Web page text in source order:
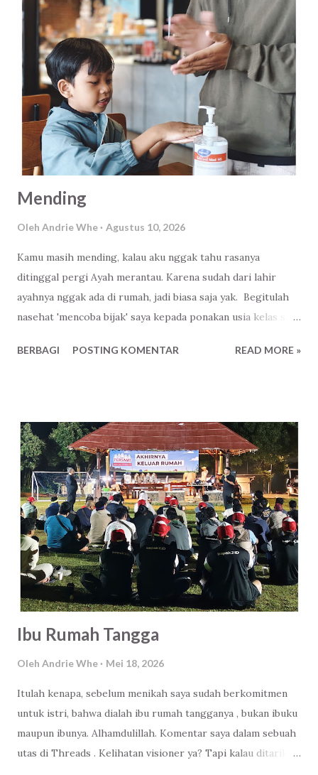
Mending
Oleh Andrie Whe Agustus 10, 2026
Kamu masih mending, kalau aku nggak tahu rasanya
ditinggal pergi Ayah merantau. Karena sudah dari lahir
ayahnya nggak ada di rumah, jadi biasa saja yak. Begitulah
nasehat 'mencoba bijak' saya kepada ponakan usia kelas satu
penghidupan ke negeri seberang. Setelah paginya ditinggal
pengalih perhatian. Momentum yang pas memang saya
pulang ke Malang, selain sebagai penghiburan. Juga dapat
pembelajaran. Oh, ternyata begitu yak rasanya. Jadi, adu
nasib jadi bahan nasehat dan perbandingan. Wkwkwk Terus
gimana caranya biar sukses dan banyak uang seperti CEO?
*Tanya randomnya ke saya Eh, salah saya bawa dia tarik
tunai ke ATM sampai muncul itu pertanyaan. Kebanyakan
nonton dracin itu bocah keknya. Abisin jatah gagal yang
banyak dan berteman dengan kesepian. *Jawab saya se...
BERBAGI POSTING KOMENTAR READ MORE »
Ibu Rumah Tangga
Oleh Andrie Whe Mei 18, 2026
Itulah kenapa, sebelum menikah saya sudah berkomitmen
untuk istri, bahwa dialah ibu rumah tangganya , bukan ibuku
maupun ibunya. Alhamdulillah. Komentar saya dalam sebuah
utas di Threads . Kelihatan visioner ya? Tapi kalau ditarik